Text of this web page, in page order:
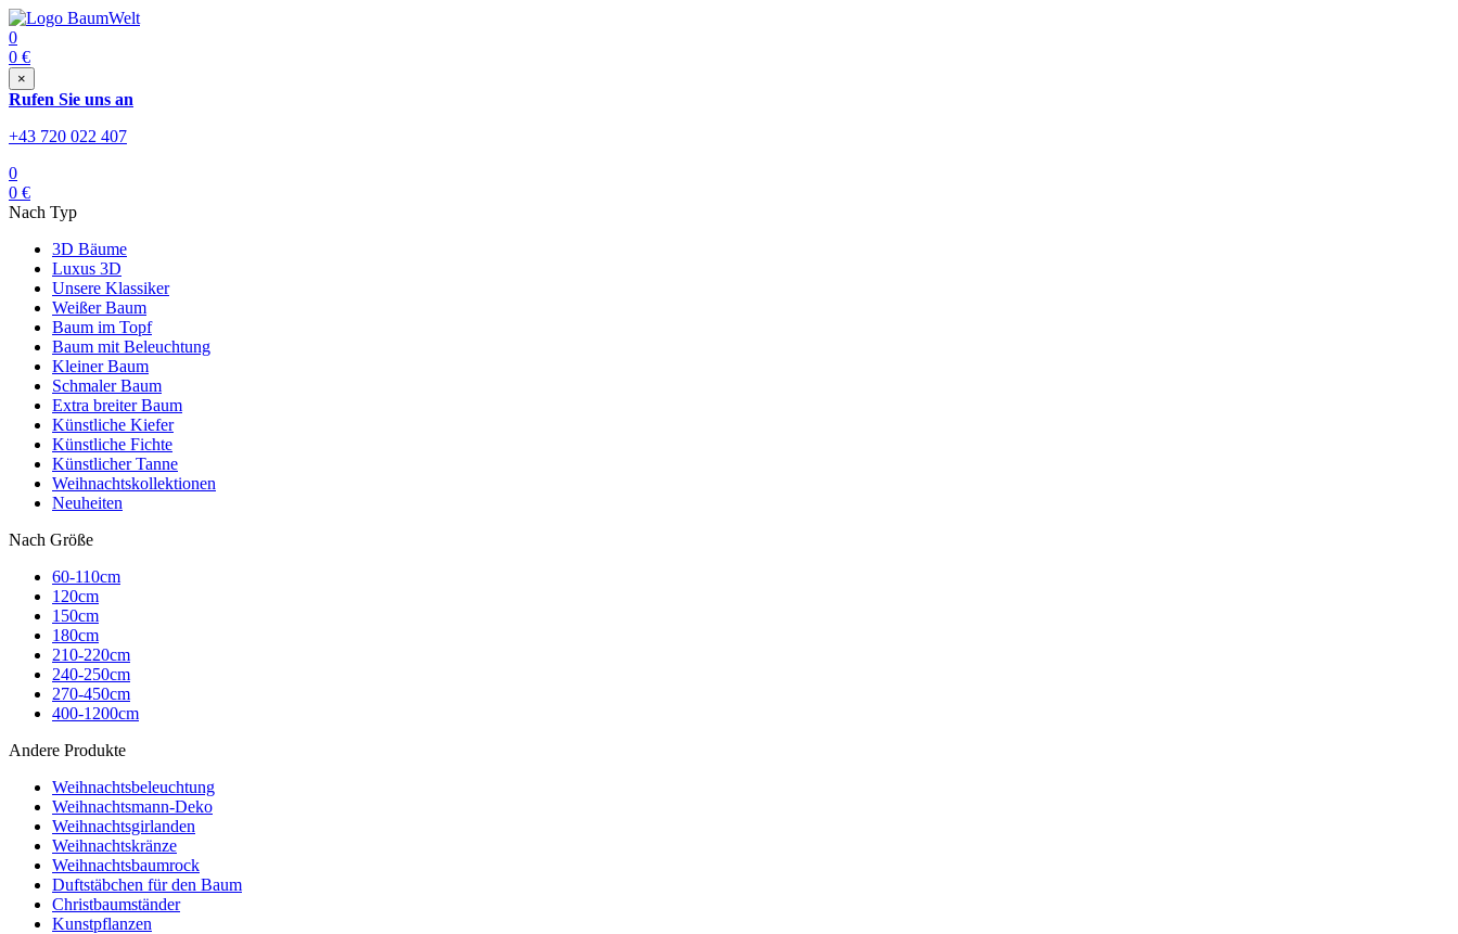
0
0 €
×
Rufen Sie uns an
+43 720 022 407
0
0 €
Nach Typ
3D Bäume
Luxus 3D
Unsere Klassiker
Weißer Baum
Baum im Topf
Baum mit Beleuchtung
Kleiner Baum
Schmaler Baum
Extra breiter Baum
Künstliche Kiefer
Künstliche Fichte
Künstlicher Tanne
Weihnachtskollektionen
Neuheiten
Nach Größe
60-110cm
120cm
150cm
180cm
210-220cm
240-250cm
270-450cm
400-1200cm
Andere Produkte
Weihnachtsbeleuchtung
Weihnachtsmann-Deko
Weihnachtsgirlanden
Weihnachtskränze
Weihnachtsbaumrock
Duftstäbchen für den Baum
Christbaumständer
Kunstpflanzen